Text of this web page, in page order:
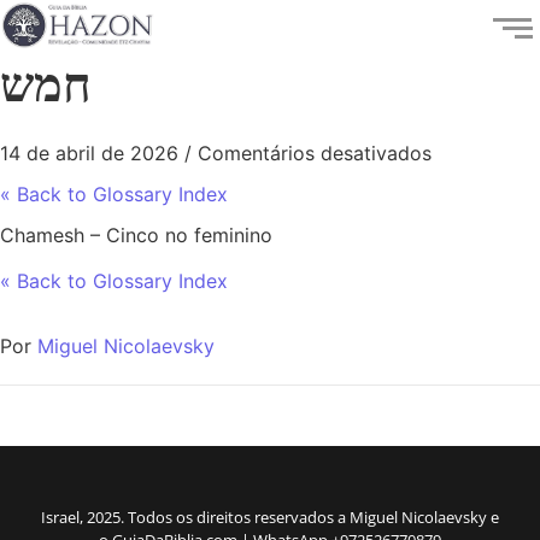
חמש
14 de abril de 2026 / Comentários desativados
« Back to Glossary Index
Chamesh – Cinco no feminino
« Back to Glossary Index
Por Miguel Nicolaevsky
Israel, 2025. Todos os direitos reservados a Miguel Nicolaevsky e